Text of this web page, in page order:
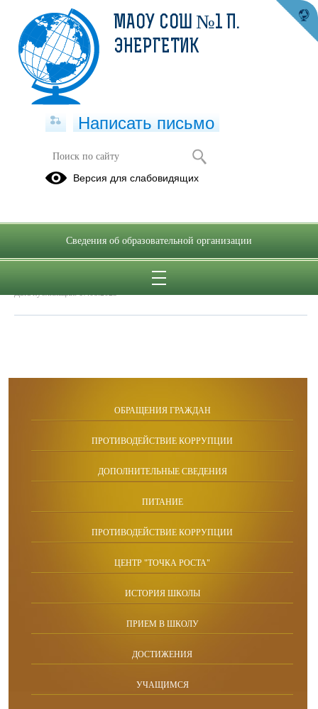
ДООП "Юный художник"
Дата создания: 17.08.2023
ОБРАЩЕНИЯ ГРАЖДАН
ПРОТИВОДЕЙСТВИЕ КОРРУПЦИИ
ДОПОЛНИТЕЛЬНЫЕ СВЕДЕНИЯ
ПИТАНИЕ
ПРОТИВОДЕЙСТВИЕ КОРРУПЦИИ
ЦЕНТР "ТОЧКА РОСТА"
ИСТОРИЯ ШКОЛЫ
ПРИЕМ В ШКОЛУ
ДОСТИЖЕНИЯ
УЧАЩИМСЯ
МАОУ СОШ №1 П.
ЭНЕРГЕТИК
Написать письмо
Версия для слабовидящих
Сведения об образовательной организации